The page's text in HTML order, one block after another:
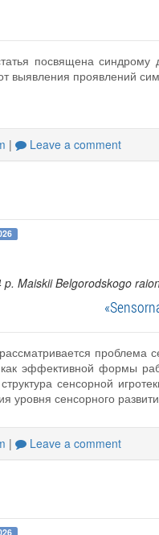
посвящена синдрому
выявления проявлений
| Leave a comment
p. Maiskii Belgorodskogo
проблема
как эффективной формы
сенсорной
уровня сенсорного
| Leave a comment